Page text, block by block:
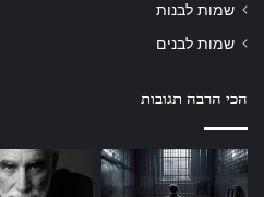
שמות לבנות
שמות לבנים
הכי הרבה תגובות